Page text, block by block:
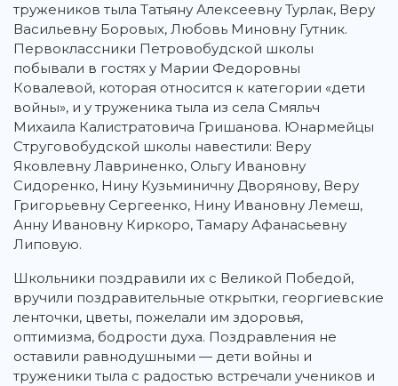
тружеников тыла Татьяну Алексеевну Турлак, Веру
Васильевну Боровых, Любовь Миновну Гутник.
Первоклассники Петровобудской школы
побывали в гостях у Марии Федоровны
Ковалевой, которая относится к категории «дети
войны», и у труженика тыла из села Смяльч
Михаила Калистратовича Гришанова. Юнармейцы
Струговобудской школы навестили: Веру
Яковлевну Лавриненко, Ольгу Ивановну
Сидоренко, Нину Кузьминичну Дворянову, Веру
Григорьевну Сергеенко, Нину Ивановну Лемеш,
Анну Ивановну Киркоро, Тамару Афанасьевну
Липовую.
Школьники поздравили их с Великой Победой,
вручили поздравительные открытки, георгиевские
ленточки, цветы, пожелали им здоровья,
оптимизма, бодрости духа. Поздравления не
оставили равнодушными — дети войны и
труженики тыла с радостью встречали учеников и